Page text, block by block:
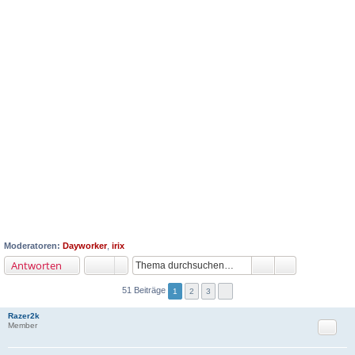
Moderatoren: Dayworker, irix
Antworten
51 Beiträge 1 2 3
Razer2k
Member
Zitat